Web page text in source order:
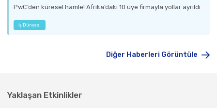
PwC’den küresel hamle! Afrika’daki 10 üye firmayla yollar ayrıldı
İş Dünyası
Diğer Haberleri Görüntüle
Yaklaşan Etkinlikler